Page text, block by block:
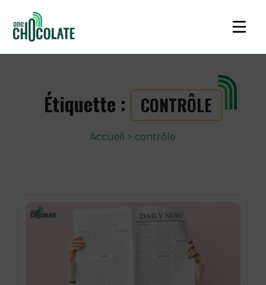
Étiquette : CONTRÔLE
Accueil > contrôle